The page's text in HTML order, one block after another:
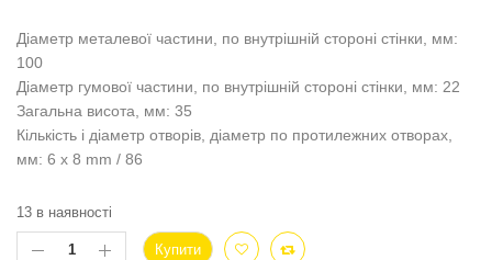
Діаметр металевої частини, по внутрішній стороні стінки, мм:
100
Діаметр гумової частини, по внутрішній стороні стінки, мм: 22
Загальна висота, мм: 35
Кількість і діаметр отворів, діаметр по протилежних отворах,
мм: 6 x 8 mm / 86
13 в наявності
Купити